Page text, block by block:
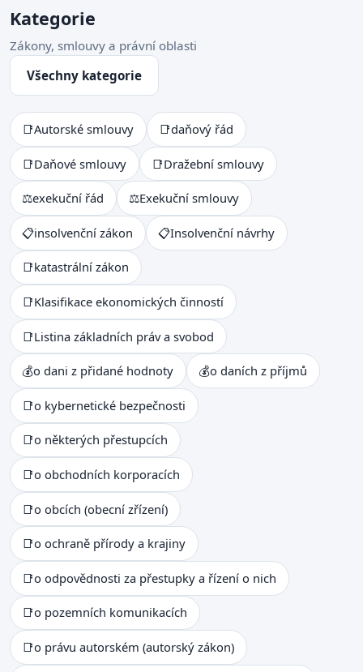
Kategorie
Zákony, smlouvy a právní oblasti
Všechny kategorie
📑Autorské smlouvy 📑daňový řád
📑Daňové smlouvy 📑Dražební smlouvy
⚖exekuční řád ⚖Exekuční smlouvy
📋insolvenční zákon 📋Insolvenční návrhy
📑katastrální zákon
📑Klasifikace ekonomických činností
📑Listina základních práv a svobod
💰o dani z přidané hodnoty 💰o daních z příjmů
📑o kybernetické bezpečnosti
📑o některých přestupcích
📑o obchodních korporacích
📑o obcích (obecní zřízení)
📑o ochraně přírody a krajiny
📑o odpovědnosti za přestupky a řízení o nich
📑o pozemních komunikacích
📑o právu autorském (autorský zákon)